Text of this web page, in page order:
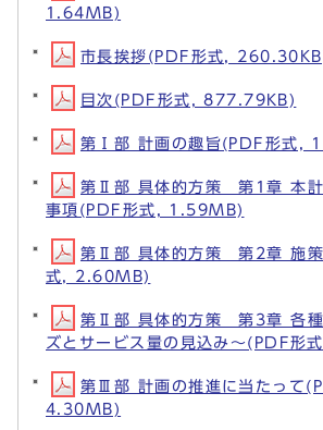
1.64MB)
市長挨拶(PDF形式,
目次(PDF形式, 877.79KB)
第Ⅰ部 計画の趣旨(PDF形式,
第Ⅱ部 具体的方策 第1章 本計
事項(PDF形式, 1.59MB)
第Ⅱ部 具体的方策 第2章 施策
式, 2.60MB)
第Ⅱ部 具体的方策 第3章 各種
ズとサービス量の見込み～(PDF形
第Ⅲ部 計画の推進に当たって
4.30MB)